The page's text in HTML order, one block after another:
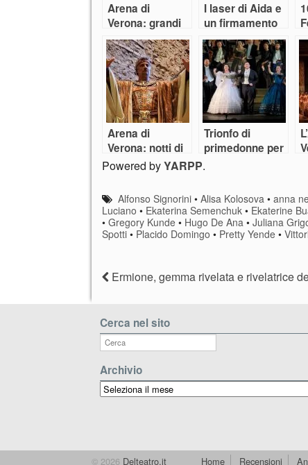
Arena di
Verona: grandi
star e un po’di
riso amaro
I laser di Aida e
un firmamento
di stelle
illuminano il
centenario
dell’Arena di
Verona
Arena di
Verona: notti di
stelle e di stelle
Trionfo di
primedonne per
Arena 100
Powered byYARPP.
Alfonso Signorini •Alisa Kolosova •anna
Luciano • Ekaterina Semenchuk • Ekaterine
• Gregory Kunde • Hugo De Ana • Juliana
Spotti • Placido Domingo • Pretty Yende •
Ermione, gemma rivelata e rivelatrice
Cerca nel sito
Archivio
Archivio
© 2026 Delteatro.it Home Recensioni